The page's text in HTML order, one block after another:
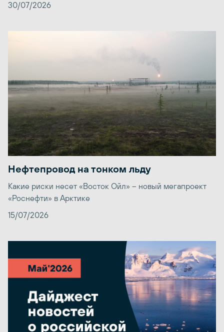
30/07/2026
Нефтепровод на тонком льду
Какие риски несет «Восток Ойл» – новый мегапроект
«Роснефти» в Арктике
15/07/2026